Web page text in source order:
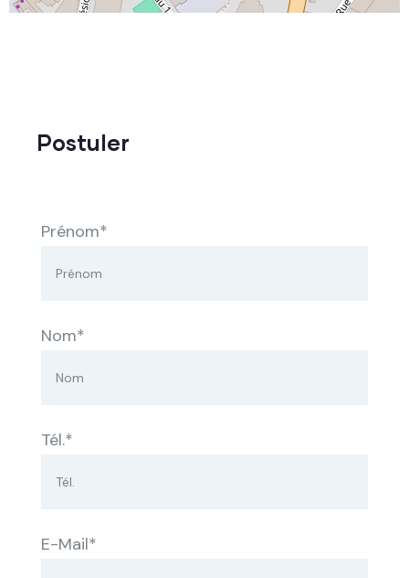
Postuler
Prénom*
Nom*
Tél.*
E-Mail*